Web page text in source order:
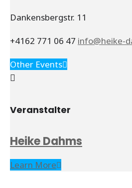
Dankensbergstr. 11
+4162 771 06 47 info@heike-
Other Events
Veranstalter
Heike Dahms
Learn More